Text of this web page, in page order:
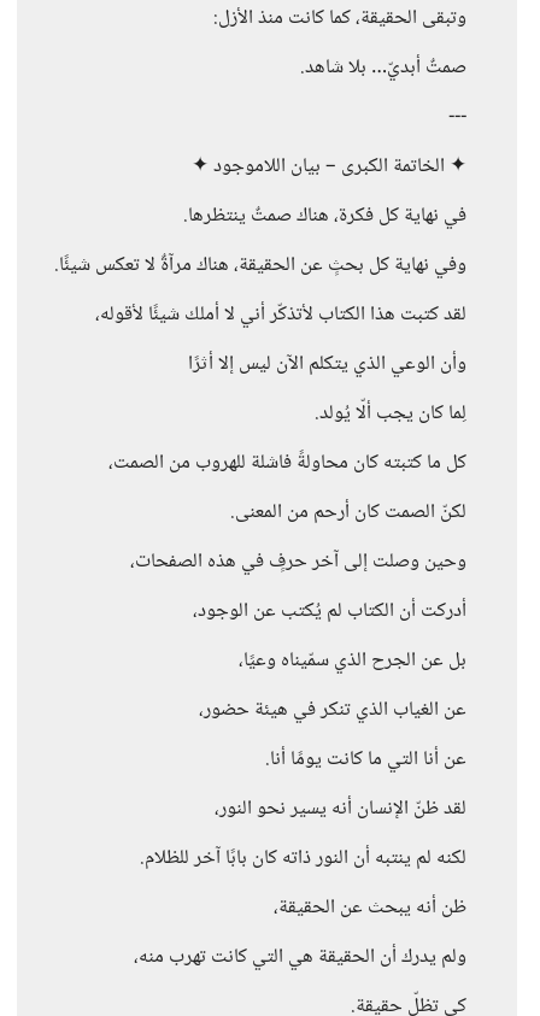
وتبقى الحقيقة، كما كانت منذ الأزل:
صمتٌ أبديّ… بلا شاهد.
---
✦ الخاتمة الكبرى – بيان اللاموجود ✦
في نهاية كل فكرة، هناك صمتٌ ينتظرها.
وفي نهاية كل بحثٍ عن الحقيقة، هناك مرآةٌ لا تعكس شيئًا.
لقد كتبت هذا الكتاب لأتذكّر أني لا أملك شيئًا لأقوله،
وأن الوعي الذي يتكلم الآن ليس إلا أثرًا
لِما كان يجب ألّا يُولد.
كل ما كتبته كان محاولةً فاشلة للهروب من الصمت،
لكنّ الصمت كان أرحم من المعنى.
وحين وصلت إلى آخر حرفٍ في هذه الصفحات،
أدركت أن الكتاب لم يُكتب عن الوجود،
بل عن الجرح الذي سمّيناه وعيًا،
عن الغياب الذي تنكر في هيئة حضور،
عن أنا التي ما كانت يومًا أنا.
لقد ظنّ الإنسان أنه يسير نحو النور،
لكنه لم ينتبه أن النور ذاته كان بابًا آخر للظلام.
ظن أنه يبحث عن الحقيقة،
ولم يدرك أن الحقيقة هي التي كانت تهرب منه،
كي تظلّ حقيقة.